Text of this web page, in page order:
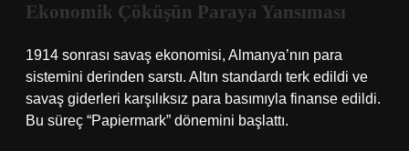
Ekonomik Çöküşün Paraya Yansıması
1914 sonrası savaş ekonomisi, Almanya’nın para
sistemini derinden sarstı. Altın standardı terk edildi ve
savaş giderleri karşılıksız para basımıyla finanse edildi.
Bu süreç “Papiermark” dönemini başlattı.